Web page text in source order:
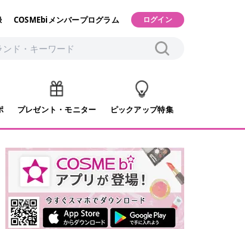
COSMEbiメンバープログラム ログイン
プレゼント・モニター ピックアップ特集